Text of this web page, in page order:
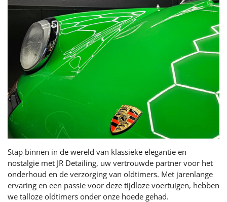
Stap binnen in de wereld van klassieke elegantie en
nostalgie met JR Detailing, uw vertrouwde partner voor het
onderhoud en de verzorging van oldtimers. Met jarenlange
ervaring en een passie voor deze tijdloze voertuigen, hebben
we talloze oldtimers onder onze hoede gehad.